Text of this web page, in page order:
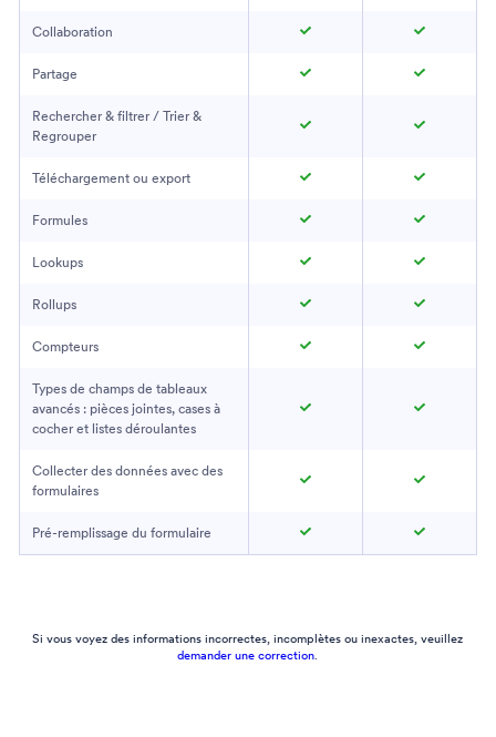
Collaboration
Partage
Rechercher & filtrer / Trier &
Regrouper
Téléchargement ou export
Formules
Lookups
Rollups
Compteurs
Types de champs de tableaux
avancés : pièces jointes, cases à
cocher et listes déroulantes
Collecter des données avec des
formulaires
Pré-remplissage du formulaire
Si vous voyez des informations incorrectes, incomplètes ou inexactes, veuillez
demander une correction.